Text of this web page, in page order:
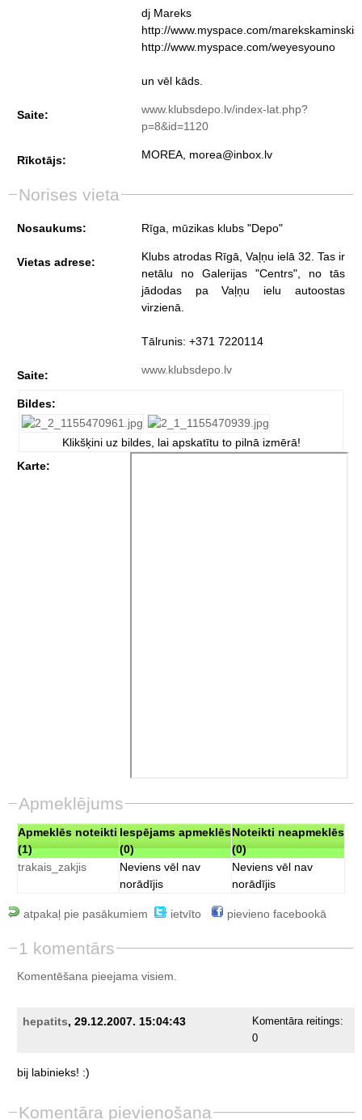
dj Mareks
http://www.myspace.com/marekskaminskis
http://www.myspace.com/weyesyouno
un vēl kāds.
Saite:
www.klubsdepo.lv/index-lat.php?
p=8&id=1120
Rīkotājs: MOREA, morea@inbox.lv
Norises vieta
Nosaukums: Rīga, mūzikas klubs "Depo"
Vietas adrese:
Klubs atrodas Rīgā, Vaļņu ielā 32. Tas ir
netālu no Galerijas "Centrs", no tās
jādodas pa Vaļņu ielu autoostas
virzienā.
Tālrunis: +371 7220114
Saite: www.klubsdepo.lv
Bildes:
Klikšķini uz bildes, lai apskatītu to pilnā izmērā!
Karte:
Apmeklējums
Apmeklēs noteikti
(1)
Iespējams apmeklēs
(0)
Noteikti neapmeklēs
(0)
trakais_zakjis
Neviens vēl nav
norādījis
Neviens vēl nav
norādījis
atpakaļ pie pasākumiem ietvīto pievieno facebookā
1 komentārs
Komentēšana pieejama visiem.
hepatits, 29.12.2007. 15:04:43
Komentāra reitings:
0
bij labinieks! :)
Komentāra pievienošana